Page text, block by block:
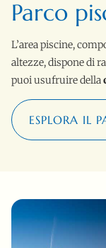
Parco
L’area piscine,
altezze, dispone di
puoi usufruire della
ESPLORA IL